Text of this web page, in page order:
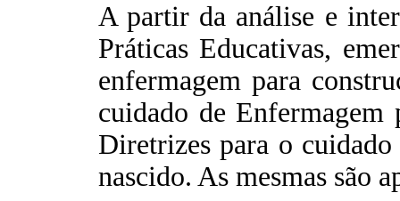
A partir da análise e
Práticas Educativas,
enfermagem para
cuidado de
Diretrizes para o
nascido. As mesmas são